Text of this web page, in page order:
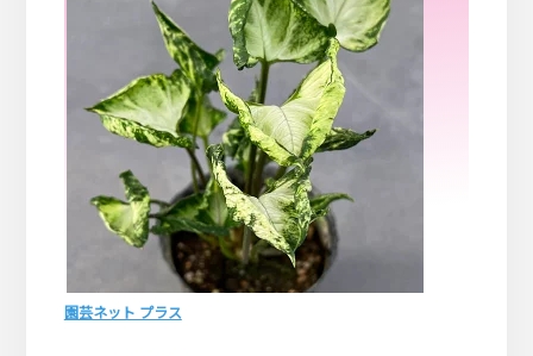
園芸ネット プラス